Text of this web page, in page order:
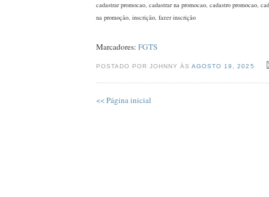
cadastrar promocao, cadastrar na promocao, cadastro promocao,
na promoção, inscrição, fazer inscrição
Marcadores: FGTS
POSTADO POR JOHNNY ÀSAGOSTO 19, 2025
<< Página inicial